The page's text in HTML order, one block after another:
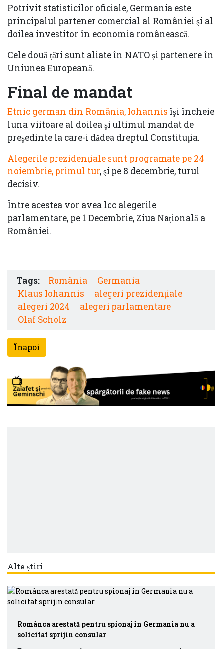
Potrivit statisticilor oficiale, Germania este
principalul partener comercial al României şi al
doilea investitor în economia românească.
Cele două ţări sunt aliate în NATO şi partenere în
Uniunea Europeană.
Final de mandat
Etnic german din România, Iohannis îşi încheie
luna viitoare al doilea şi ultimul mandat de
preşedinte la care-i dădea dreptul Constituţia.
Alegerile prezidenţiale sunt programate pe 24
noiembrie, primul tur, şi pe 8 decembrie, turul
decisiv.
Între acestea vor avea loc alegerile
parlamentare, pe 1 Decembrie, Ziua Naţională a
României.
Tags: România
Germania
Klaus Iohannis
alegeri prezidențiale
alegeri 2024
alegeri parlamentare
Olaf Scholz
Înapoi
Alte știri
Românca arestată pentru spionaj în Germania nu a
solicitat sprijin consular